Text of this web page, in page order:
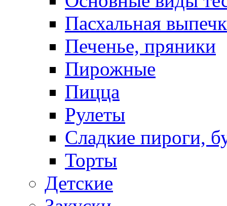
Пасхальная
Печенье, пряники
Пирожные
Пицца
Рулеты
Сладкие пироги,
Торты
Детские